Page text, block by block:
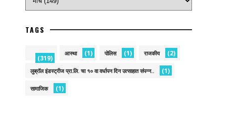
TAGS
(319)
आस्था (1) पोलिस (1) राजकीय (2)
लुब्रॉल इंडस्ट्रीज प्रा.लि. चा १० वा वर्धापन दिन उत्साहात संपन्न.. (1)
सामाजिक (1)